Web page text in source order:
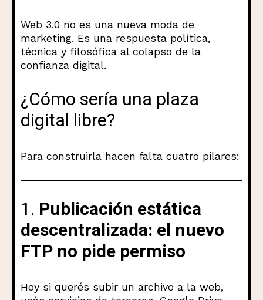
Web 3.0 no es una nueva moda de
marketing. Es una respuesta política,
técnica y filosófica al colapso de la
confianza digital.
¿Cómo sería una plaza
digital libre?
Para construirla hacen falta cuatro pilares:
1. Publicación estática
descentralizada: el nuevo
FTP no pide permiso
Hoy si querés subir un archivo a la web,